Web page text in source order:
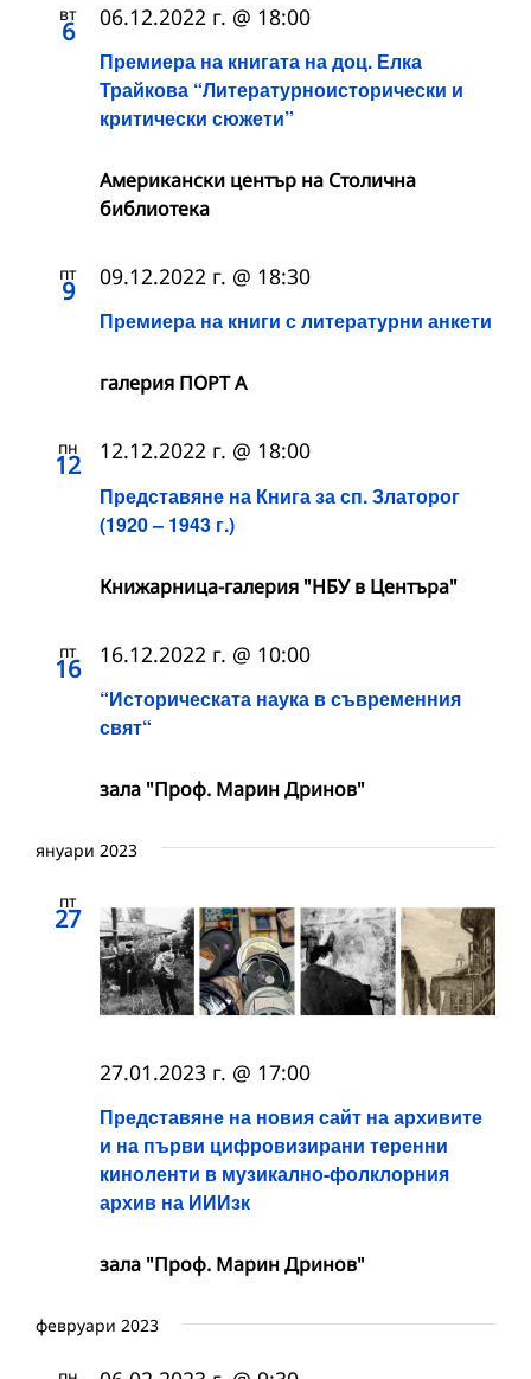
вт
6
Премиера на книгата на доц. Елка
Трайкова “Литературноисторически и
критически сюжети”
06.12.2022 г. @ 18:00
Американски център на Столична
библиотека
пт
9
Премиера на книги с литературни анкети
09.12.2022 г. @ 18:30
галерия ПОРТ А
пн
12
Представяне на Книга за сп. Златорог
(1920 – 1943 г.)
12.12.2022 г. @ 18:00
Книжарница-галерия "НБУ в Центъра"
пт
16
“Историческата наука в съвременния
свят“
16.12.2022 г. @ 10:00
зала "Проф. Марин Дринов"
януари 2023
пт
27
Представяне на новия сайт на архивите
и на първи цифровизирани теренни
киноленти в музикално-фолклорния
архив на ИИИзк
27.01.2023 г. @ 17:00
зала "Проф. Марин Дринов"
февруари 2023